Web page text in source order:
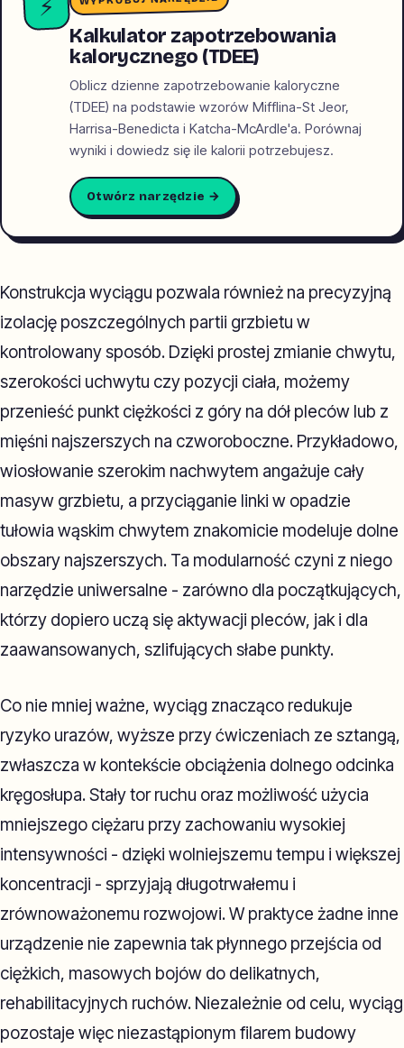
⚡
Kalkulator zapotrzebowania
kalorycznego (TDEE)
Oblicz dzienne zapotrzebowanie kaloryczne
(TDEE) na podstawie wzorów Mifflina-St Jeor,
Harrisa-Benedicta i Katcha-McArdle'a. Porównaj
wyniki i dowiedz się ile kalorii potrzebujesz.
Otwórz narzędzie →
Konstrukcja wyciągu pozwala również na precyzyjną
izolację poszczególnych partii grzbietu w
kontrolowany sposób. Dzięki prostej zmianie chwytu,
szerokości uchwytu czy pozycji ciała, możemy
przenieść punkt ciężkości z góry na dół pleców lub z
mięśni najszerszych na czworoboczne. Przykładowo,
wiosłowanie szerokim nachwytem angażuje cały
masyw grzbietu, a przyciąganie linki w opadzie
tułowia wąskim chwytem znakomicie modeluje dolne
obszary najszerszych. Ta modularność czyni z niego
narzędzie uniwersalne - zarówno dla początkujących,
którzy dopiero uczą się aktywacji pleców, jak i dla
zaawansowanych, szlifujących słabe punkty.
Co nie mniej ważne, wyciąg znacząco redukuje
ryzyko urazów, wyższe przy ćwiczeniach ze sztangą,
zwłaszcza w kontekście obciążenia dolnego odcinka
kręgosłupa. Stały tor ruchu oraz możliwość użycia
mniejszego ciężaru przy zachowaniu wysokiej
intensywności - dzięki wolniejszemu tempu i większej
koncentracji - sprzyjają długotrwałemu i
zrównoważonemu rozwojowi. W praktyce żadne inne
urządzenie nie zapewnia tak płynnego przejścia od
ciężkich, masowych bojów do delikatnych,
rehabilitacyjnych ruchów. Niezależnie od celu, wyciąg
pozostaje więc niezastąpionym filarem budowy